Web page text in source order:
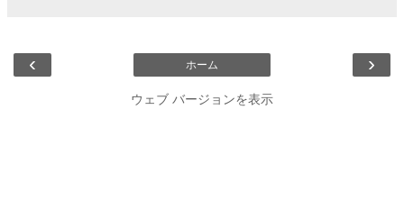
‹ ›
ホーム
ウェブ バージョンを表示